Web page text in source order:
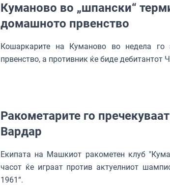
Куманово во „шпански“
домашното првенство
Кошаркарите на Куманово во недела го
првенство, а противник ќе биде дебитантот
Ракометарите го
Вардар
Екипата на Машкиот ракометен клуб
часот ќе играат против актуелниот
1961“.